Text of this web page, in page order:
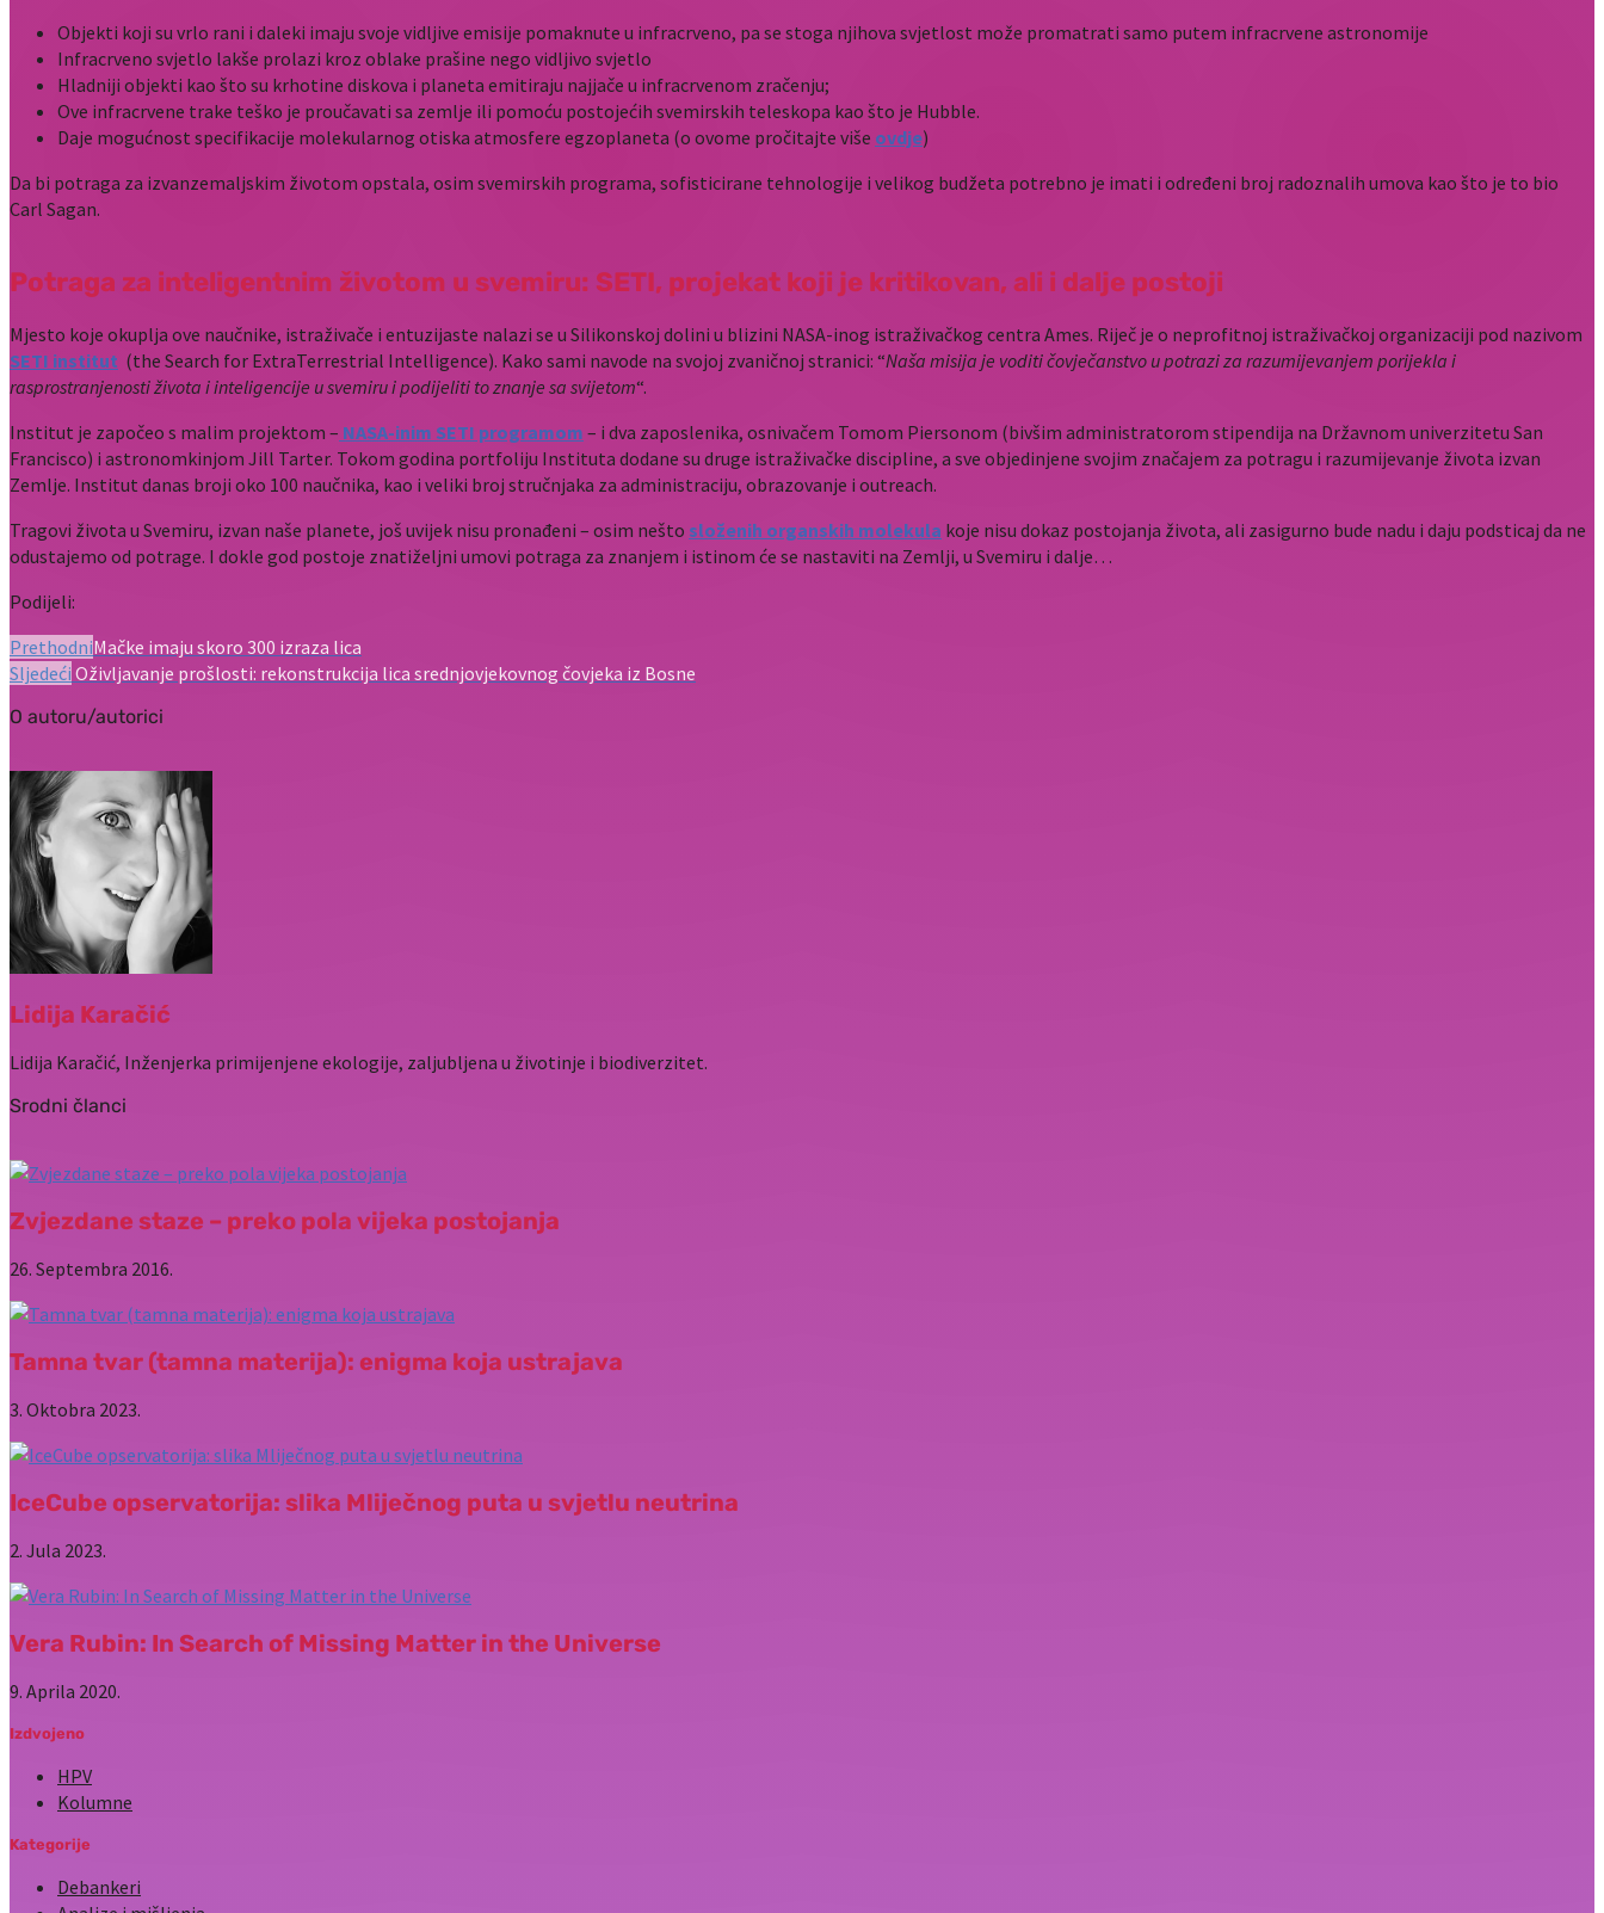
Objekti koji su vrlo rani i daleki imaju svoje vidljive emisije pomaknute u infracrveno, pa se stoga njihova svjetlost može promatrati samo putem infracrvene astronomije
Infracrveno svjetlo lakše prolazi kroz oblake prašine nego vidljivo svjetlo
Hladniji objekti kao što su krhotine diskova i planeta emitiraju najjače u infracrvenom zračenju;
Ove infracrvene trake teško je proučavati sa zemlje ili pomoću postojećih svemirskih teleskopa kao što je Hubble.
Daje mogućnost specifikacije molekularnog otiska atmosfere egzoplaneta (o ovome pročitajte više ovdje)
Da bi potraga za izvanzemaljskim životom opstala, osim svemirskih programa, sofisticirane tehnologije i velikog budžeta potrebno je imati i određeni broj radoznalih umova kao što je to bio
Carl Sagan.
Potraga za inteligentnim životom u svemiru: SETI, projekat koji je kritikovan, ali i dalje postoji
Mjesto koje okuplja ove naučnike, istraživače i entuzijaste nalazi se u Silikonskoj dolini u blizini NASA-inog istraživačkog centra Ames. Riječ je o neprofitnoj istraživačkoj organizaciji pod nazivom
SETI institut (the Search for ExtraTerrestrial Intelligence). Kako sami navode na svojoj zvaničnoj stranici: “Naša misija je voditi čovječanstvo u potrazi za razumijevanjem porijekla i
rasprostranjenosti života i inteligencije u svemiru i podijeliti to znanje sa svijetom“.
Institut je započeo s malim projektom – NASA-inim SETI programom – i dva zaposlenika, osnivačem Tomom Piersonom (bivšim administratorom stipendija na Državnom univerzitetu San
Francisco) i astronomkinjom Jill Tarter. Tokom godina portfoliju Instituta dodane su druge istraživačke discipline, a sve objedinjene svojim značajem za potragu i razumijevanje života izvan
Zemlje. Institut danas broji oko 100 naučnika, kao i veliki broj stručnjaka za administraciju, obrazovanje i outreach.
Tragovi života u Svemiru, izvan naše planete, još uvijek nisu pronađeni – osim nešto složenih organskih molekula koje nisu dokaz postojanja života, ali zasigurno bude nadu i daju podsticaj da ne
odustajemo od potrage. I dokle god postoje znatiželjni umovi potraga za znanjem i istinom će se nastaviti na Zemlji, u Svemiru i dalje…
Podijeli:
PrethodniMačke imaju skoro 300 izraza lica
Sljedeći Oživljavanje prošlosti: rekonstrukcija lica srednjovjekovnog čovjeka iz Bosne
O autoru/autorici
Lidija Karačić
Lidija Karačić, Inženjerka primijenjene ekologije, zaljubljena u životinje i biodiverzitet.
Srodni članci
Zvjezdane staze – preko pola vijeka postojanja
26. Septembra 2016.
Tamna tvar (tamna materija): enigma koja ustrajava
3. Oktobra 2023.
IceCube opservatorija: slika Mliječnog puta u svjetlu neutrina
2. Jula 2023.
Vera Rubin: In Search of Missing Matter in the Universe
9. Aprila 2020.
Izdvojeno
HPV
Kolumne
Kategorije
Debankeri